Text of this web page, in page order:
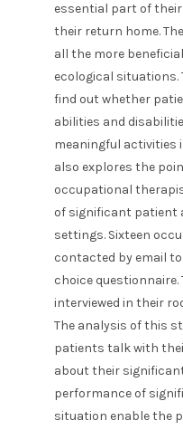
essential part of
their return home.
all the more
ecological situations.
find out whether
abilities and
meaningful activities
also explores the
occupational
of significant patient
settings. Sixteen
contacted by email
choice
interviewed in their
The analysis of this
patients talk with
about their
performance of
situation enable the